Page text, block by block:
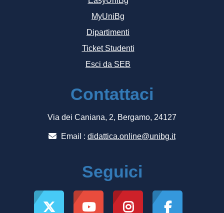
MyUniBg
Dipartimenti
Ticket Studenti
Esci da SEB
Contattaci
Via dei Caniana, 2, Bergamo, 24127
Email : didattica.online@unibg.it
Seguici